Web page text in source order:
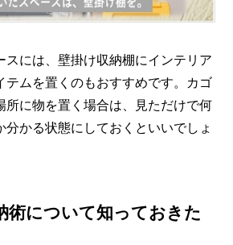
スには、壁掛け収納棚にインテリア
テムを置くのもおすすめです。カゴ
所に物を置く場合は、見ただけで何
分かる状態にしておくといいでしょ
術について知っておきた